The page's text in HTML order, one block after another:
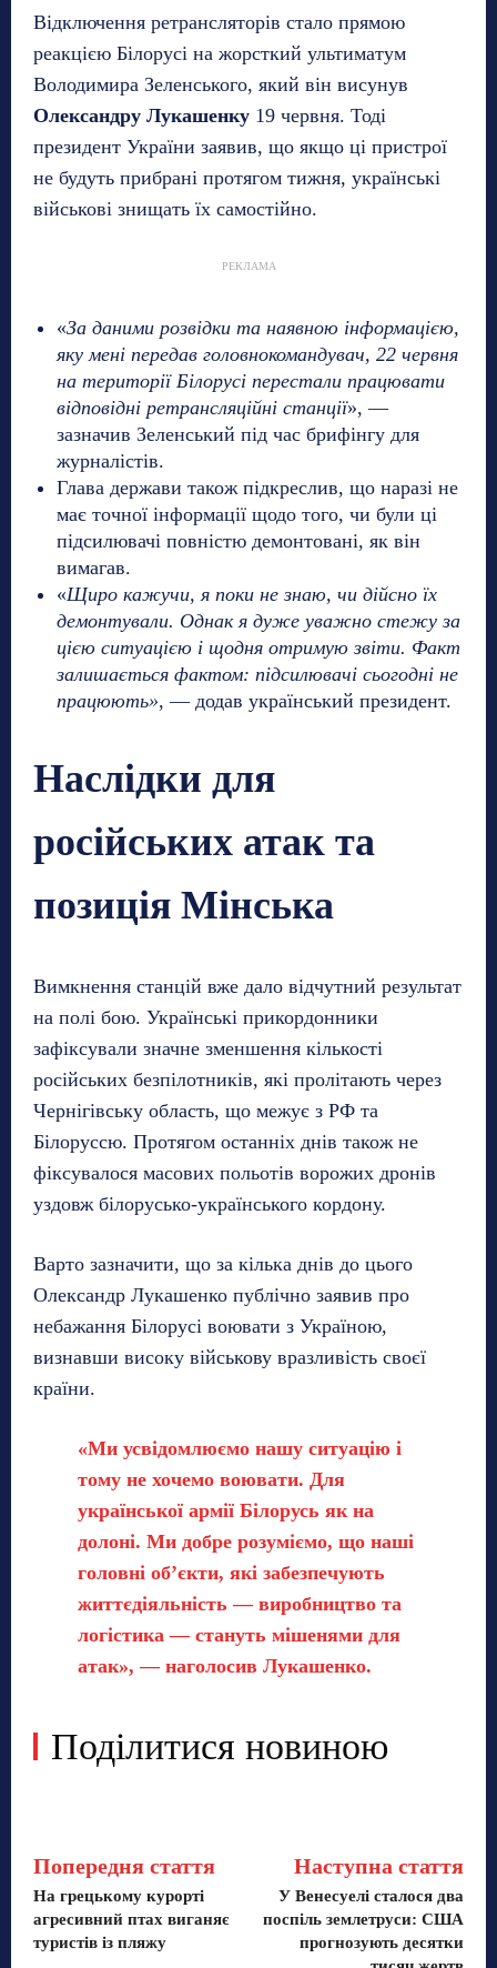
Відключення ретрансляторів стало прямою
реакцією Білорусі на жорсткий ультиматум
Володимира Зеленського, який він висунув
Олександру Лукашенку 19 червня. Тоді
президент України заявив, що якщо ці пристрої
не будуть прибрані протягом тижня, українські
військові знищать їх самостійно.
РЕКЛАМА
«За даними розвідки та наявною інформацією,
яку мені передав головнокомандувач, 22 червня
на території Білорусі перестали працювати
відповідні ретрансляційні станції», —
зазначив Зеленський під час брифінгу для
журналістів.
Глава держави також підкреслив, що наразі не
має точної інформації щодо того, чи були ці
підсилювачі повністю демонтовані, як він
вимагав.
«Щиро кажучи, я поки не знаю, чи дійсно їх
демонтували. Однак я дуже уважно стежу за
цією ситуацією і щодня отримую звіти. Факт
залишається фактом: підсилювачі сьогодні не
працюють», — додав український президент.
Наслідки для
російських атак та
позиція Мінська
Вимкнення станцій вже дало відчутний результат
на полі бою. Українські прикордонники
зафіксували значне зменшення кількості
російських безпілотників, які пролітають через
Чернігівську область, що межує з РФ та
Білоруссю. Протягом останніх днів також не
фіксувалося масових польотів ворожих дронів
уздовж білорусько-українського кордону.
Варто зазначити, що за кілька днів до цього
Олександр Лукашенко публічно заявив про
небажання Білорусі воювати з Україною,
визнавши високу військову вразливість своєї
країни.
«Ми усвідомлюємо нашу ситуацію і
тому не хочемо воювати. Для
української армії Білорусь як на
долоні. Ми добре розуміємо, що наші
головні об’єкти, які забезпечують
життєдіяльність — виробництво та
логістика — стануть мішенями для
атак», — наголосив Лукашенко.
Поділитися новиною
Попередня стаття
На грецькому курорті
агресивний птах виганяє
туристів із пляжу
Наступна стаття
У Венесуелі сталося два
поспіль землетруси: США
прогнозують десятки